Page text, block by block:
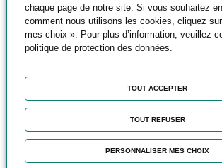
- Robotique
Niveau d’accès :Diplôme de niveau 6 ou 5
d’expérience en poste équivalent
Strasbourg
S’inscrire
En savoir plus
chaque page de notre site. Si vous souhaitez
comment nous utilisons les cookies, cliquez
mes choix ». Pour plus d’information, veuillez
politique de protection des données.
TOUT ACCEPTER
TOUT REFUSER
PERSONNALISER MES CHOIX